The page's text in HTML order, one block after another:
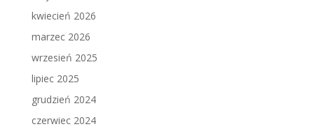
kwiecień 2026
marzec 2026
wrzesień 2025
lipiec 2025
grudzień 2024
czerwiec 2024